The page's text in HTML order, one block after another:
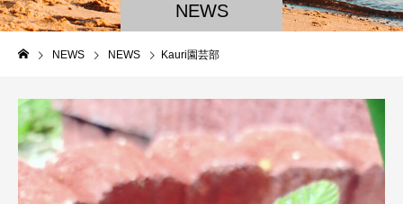
NEWS
NEWS NEWS Kauri園芸部